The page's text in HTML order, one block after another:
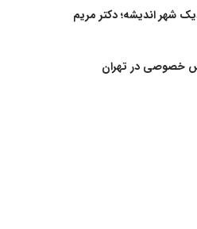
شهر اندیشه؛ دکتر مریم
خصوصی در تهران